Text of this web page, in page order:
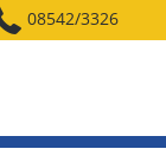
08542/3326